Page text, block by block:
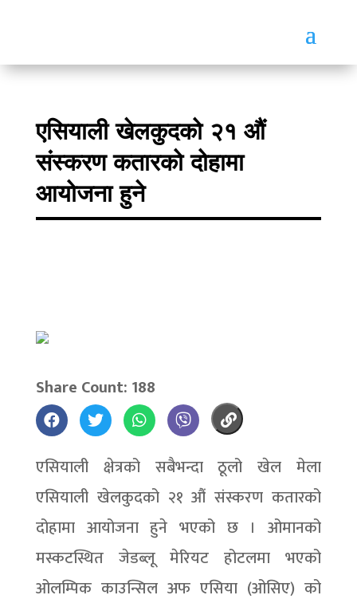
एसियाली खेलकुदको २१ औं
संस्करण कतारको दोहामा
आयोजना हुने
Share Count: 188
एसियाली क्षेत्रको सबैभन्दा ठूलो खेल मेला
एसियाली खेलकुदको २१ औं संस्करण कतारको
दोहामा आयोजना हुने भएको छ । ओमानको
मस्कटस्थित जेडब्लू मेरियट होटलमा भएको
ओलम्पिक काउन्सिल अफ एसिया (ओसिए) को